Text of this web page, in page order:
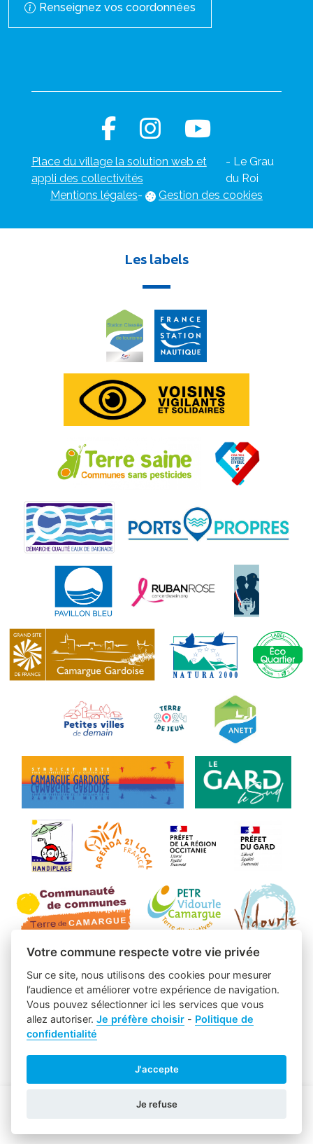
Renseignez vos coordonnées
Place du village la solution web et
appli des collectivités
- Le Grau
du Roi
Mentions légales- Gestion des cookies
Les labels
Votre commune respecte votre vie privée
Sur ce site, nous utilisons des cookies pour mesurer
l’audience et améliorer votre expérience de navigation.
Vous pouvez sélectionner ici les services que vous
allez autoriser.Je préfère choisir - Politique de
confidentialité
J'accepte
Je refuse